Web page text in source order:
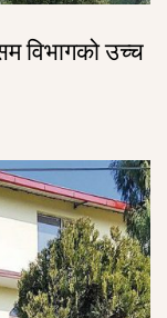
विभागको उच्च